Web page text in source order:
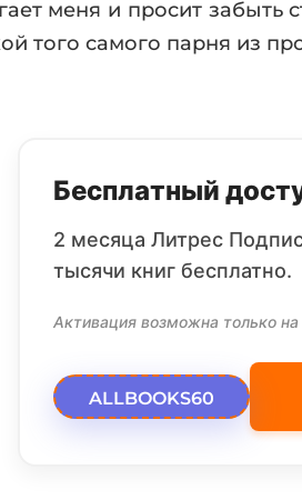
меня и просит забыть
того самого парня из
Бесплатный
2 месяца Литрес
тысячи книг бесплатно.
Активация возможна только
ALLBOOKS60